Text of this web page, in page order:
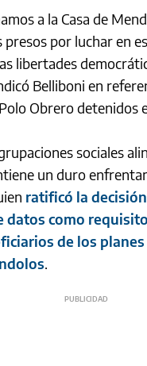
a la Casa de
por luchar en
libertades
Belliboni en
Obrero detenidos
sociales
un duro
ratificó la
datos como
de los
.